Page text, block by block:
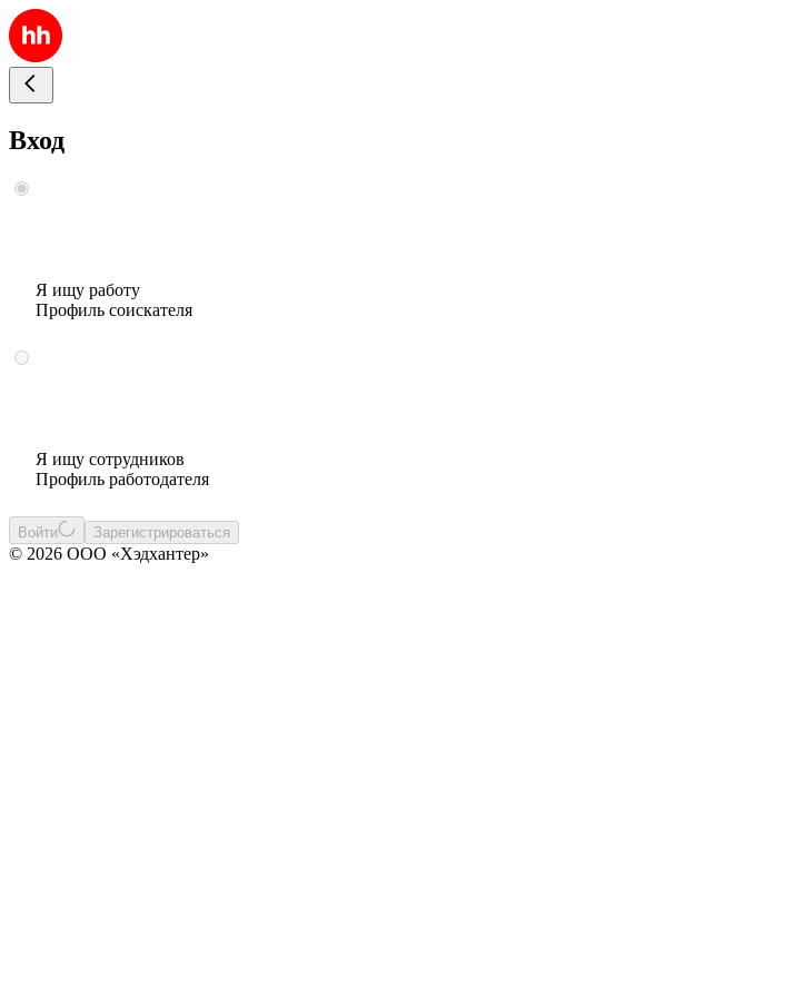
Вход
Я ищу работу
Профиль соискателя
Я ищу сотрудников
Профиль работодателя
Войти Зарегистрироваться
© 2026 ООО «Хэдхантер»